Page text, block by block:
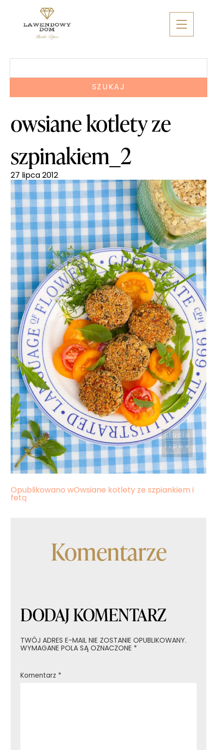
owsiane kotlety ze
szpinakiem_2
27 lipca 2012
Nawigacja
Opublikowano wOwsiane kotlety ze szpiankiem i
fetą
Komentarze
DODAJ KOMENTARZ
TWÓJ ADRES E-MAIL NIE ZOSTANIE OPUBLIKOWANY.
WYMAGANE POLA SĄ OZNACZONE *
Komentarz *